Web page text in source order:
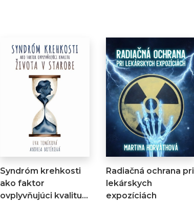
Syndróm krehkosti
ako faktor
ovplyvňujúci kvalitu…
Radiačná ochrana pri
lekárskych
expozíciách